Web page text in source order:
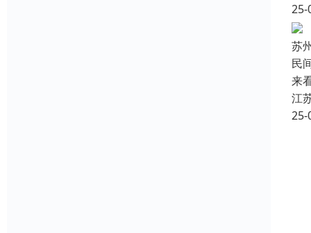
25-
苏
民
来
江
25-